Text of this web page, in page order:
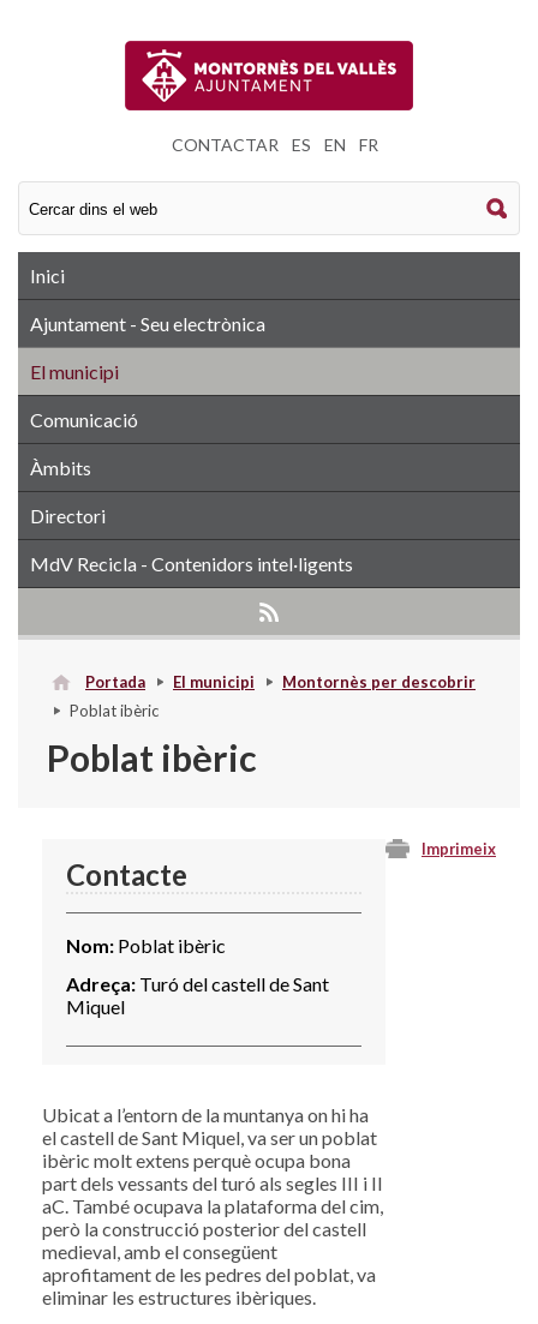
CONTACTAR ES EN FR
Inici
Ajuntament - Seu electrònica
El municipi
Comunicació
Àmbits
Directori
MdV Recicla - Contenidors intel·ligents
Portada El municipi
Montornès per descobrir
Poblat ibèric
Poblat ibèric
Imprimeix
Contacte
Nom: Poblat ibèric
Adreça: Turó del castell de Sant
Miquel
Ubicat a l’entorn de la muntanya on hi ha
el castell de Sant Miquel, va ser un poblat
ibèric molt extens perquè ocupa bona
part dels vessants del turó als segles III i II
aC. També ocupava la plataforma del cim,
però la construcció posterior del castell
medieval, amb el consegüent
aprofitament de les pedres del poblat, va
eliminar les estructures ibèriques.